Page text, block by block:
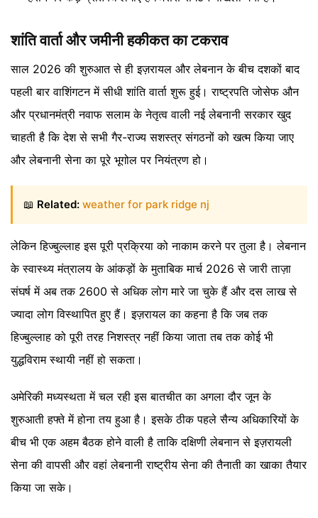
शांति वार्ता और जमीनी हकीकत का टकराव
साल 2026 की शुरुआत से ही इज़रायल और लेबनान के बीच दशकों बाद
पहली बार वाशिंगटन में सीधी शांति वार्ता शुरू हुई। राष्ट्रपति जोसेफ औन
और प्रधानमंत्री नवाफ सलाम के नेतृत्व वाली नई लेबनानी सरकार खुद
चाहती है कि देश से सभी गैर-राज्य सशस्त्र संगठनों को खत्म किया जाए
और लेबनानी सेना का पूरे भूगोल पर नियंत्रण हो।
📖 Related: weather for park ridge nj
लेकिन हिज्बुल्लाह इस पूरी प्रक्रिया को नाकाम करने पर तुला है। लेबनान
के स्वास्थ्य मंत्रालय के आंकड़ों के मुताबिक मार्च 2026 से जारी ताज़ा
संघर्ष में अब तक 2600 से अधिक लोग मारे जा चुके हैं और दस लाख से
ज्यादा लोग विस्थापित हुए हैं। इज़रायल का कहना है कि जब तक
हिज्बुल्लाह को पूरी तरह निशस्त्र नहीं किया जाता तब तक कोई भी
युद्धविराम स्थायी नहीं हो सकता।
अमेरिकी मध्यस्थता में चल रही इस बातचीत का अगला दौर जून के
शुरुआती हफ्ते में होना तय हुआ है। इसके ठीक पहले सैन्य अधिकारियों के
बीच भी एक अहम बैठक होने वाली है ताकि दक्षिणी लेबनान से इज़रायली
सेना की वापसी और वहां लेबनानी राष्ट्रीय सेना की तैनाती का खाका तैयार
किया जा सके।